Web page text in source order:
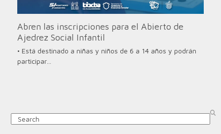
Abren las inscripciones para el Abierto de
Ajedrez Social Infantil
• Está destinado a niñas y niños de 6 a 14 años y podrán
participar…
Search